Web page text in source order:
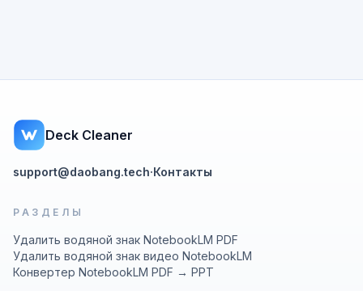
Deck Cleaner
support@daobang.tech·Контакты
РАЗДЕЛЫ
Удалить водяной знак NotebookLM PDF
Удалить водяной знак видео NotebookLM
Конвертер NotebookLM PDF → PPT